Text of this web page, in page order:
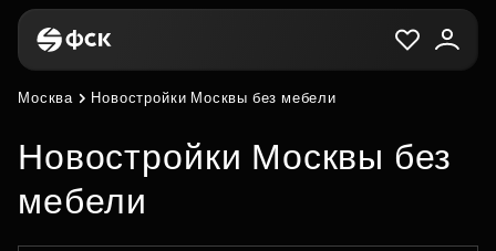
Москва Новостройки Москвы без мебели
Новостройки Москвы без
мебели